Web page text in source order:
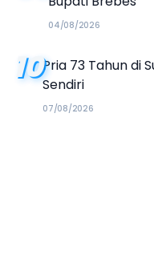
04/08/2026
10Pria 73 Tahun di
Sendiri
07/08/2026